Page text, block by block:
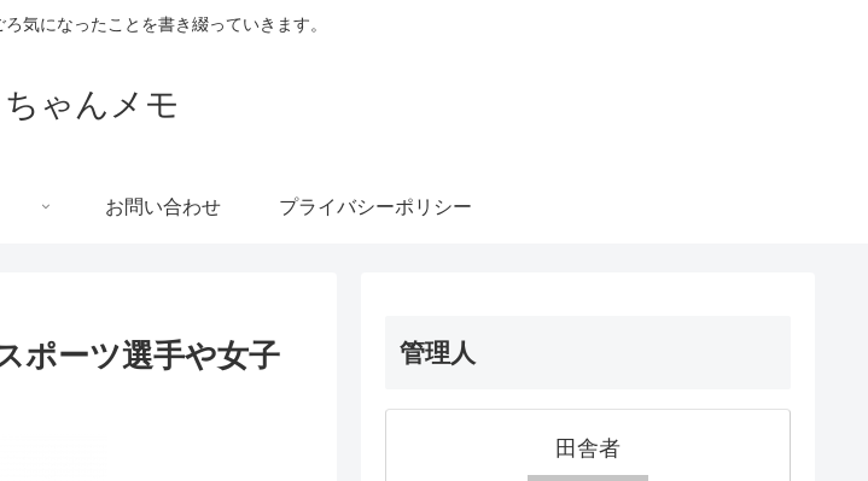
気になったことを書き綴っていきます。
ちゃんメモ
お問い合わせ プライバシーポリシー
ポーツ選手や女子
管理人
田舎者